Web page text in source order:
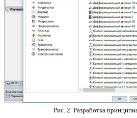
Рис. 2. Разработка